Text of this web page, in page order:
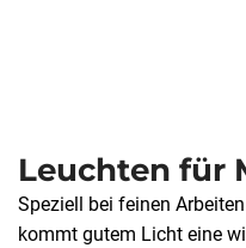
Leuchten für
Speziell bei feinen
kommt gutem Licht eine